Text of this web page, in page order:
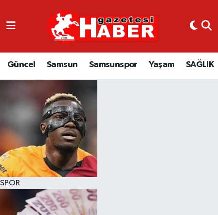
Güncel Samsun Samsunspor Yaşam SAĞLIK
SPOR
GÜNCEL
SAMSUN
EKONOMİ
YAŞAM